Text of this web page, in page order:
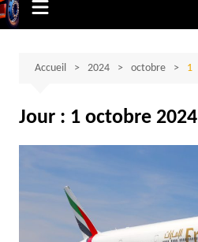
Accueil 2024 octobre 1
Jour : 1 octobre 2024